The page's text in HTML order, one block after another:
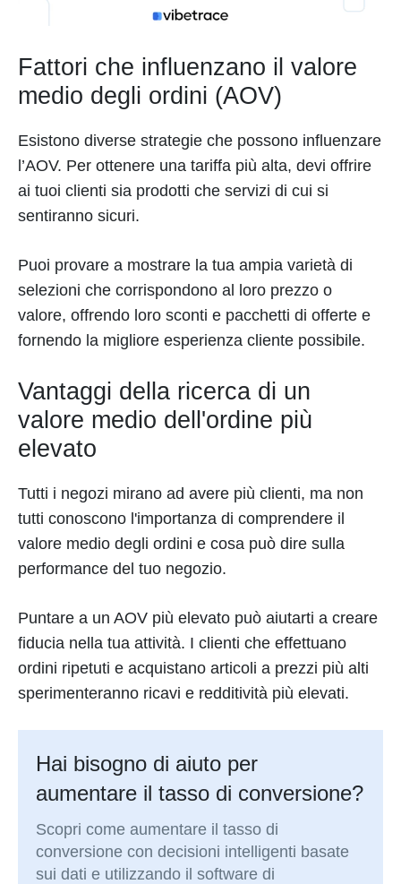
Fattori che influenzano il valore
medio degli ordini (AOV)
Esistono diverse strategie che possono influenzare
l’AOV. Per ottenere una tariffa più alta, devi offrire
ai tuoi clienti sia prodotti che servizi di cui si
sentiranno sicuri.
Puoi provare a mostrare la tua ampia varietà di
selezioni che corrispondono al loro prezzo o
valore, offrendo loro sconti e pacchetti di offerte e
fornendo la migliore esperienza cliente possibile.
Vantaggi della ricerca di un
valore medio dell'ordine più
elevato
Tutti i negozi mirano ad avere più clienti, ma non
tutti conoscono l'importanza di comprendere il
valore medio degli ordini e cosa può dire sulla
performance del tuo negozio.
Puntare a un AOV più elevato può aiutarti a creare
fiducia nella tua attività. I clienti che effettuano
ordini ripetuti e acquistano articoli a prezzi più alti
sperimenteranno ricavi e redditività più elevati.
Hai bisogno di aiuto per
aumentare il tasso di conversione?
Scopri come aumentare il tasso di
conversione con decisioni intelligenti basate
sui dati e utilizzando il software di